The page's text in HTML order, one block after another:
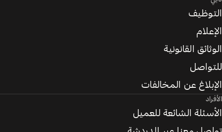
التوظيف
الإعلام
الوثائق القانونية
للتواصل
الإبلاغ عن المخالفات
الأفراد
الأسئلة الشائعة للعميل